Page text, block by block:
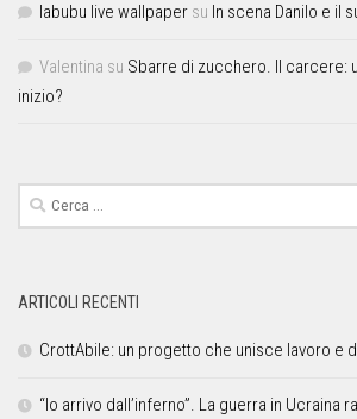
labubu live wallpaper su In scena Danilo e il
Valentina su Sbarre di zucchero. Il carcere:
inizio?
ARTICOLI RECENTI
CrottAbile: un progetto che unisce lavoro e
“Io arrivo dall’inferno”. La guerra in Ucraina